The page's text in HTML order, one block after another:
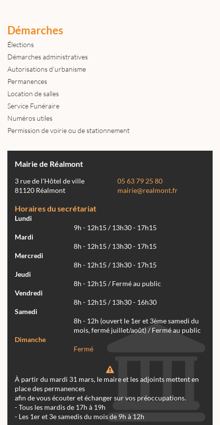
Démarches
Élections
Démarches administratives
Autorisations d'urbanisme
Permanences
Location de salles
Service Funéraire
Numéros utiles
Permission de voirie ou de stationnement
Mairie de Réalmont
3 rue de l'Hôtel de ville
81120 Réalmont
05 63 79 25 80
mairie@realmont.fr
Horaires du secrétariat
Lundi
9h - 12h15 / 13h30 - 17h15
Mardi
8h - 12h15 / 13h30 - 17h15
Mercredi
8h - 12h15 / 13h30 - 17h15
Jeudi
8h - 12h15 / Fermé au public
Vendredi
8h - 12h15 / 13h30 - 16h30
Samedi
8h - 12h (ouvert le 1er et 3ème samedi du
mois, fermé juillet/août) / Fermé au public
Dimanche
Fermé
À partir du mardi 31 mars, le maire et les adjoints mettent en
place des permanences
afin de vous écouter et échanger sur vos préoccupations.
- Tous les mardis de 17h à 19h
- Les 1er et 3e samedis du mois de 9h à 12h